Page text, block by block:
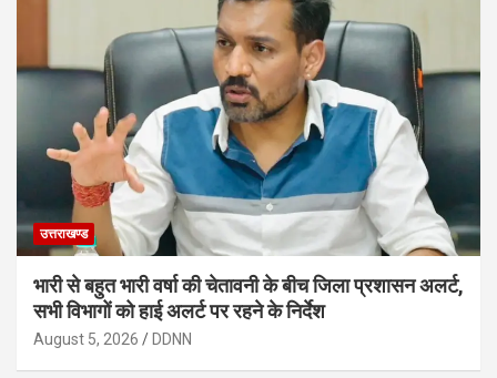
उत्तराखण्ड
भारी से बहुत भारी वर्षा की चेतावनी के बीच जिला प्रशासन अलर्ट,
सभी विभागों को हाई अलर्ट पर रहने के निर्देश
August 5, 2026 DDNN